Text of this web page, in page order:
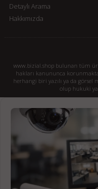
Detaylı Arama
Hakkımızda
www.bizial.shop bulunan tüm
hakları kanununca korunmakta
herhangi biri yazılı ya da görsel
olup hukuki